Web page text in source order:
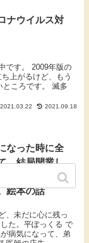
ナウイルス対
です。 2009年版の
上がるけど、もう
ころです。 滅多
2021.03.22 2021.09.18
なった時に全
、結局開業し
のいない新米
絵本の話
、未だに心に残っ
た。平ぽっくる で
病気になって、弟